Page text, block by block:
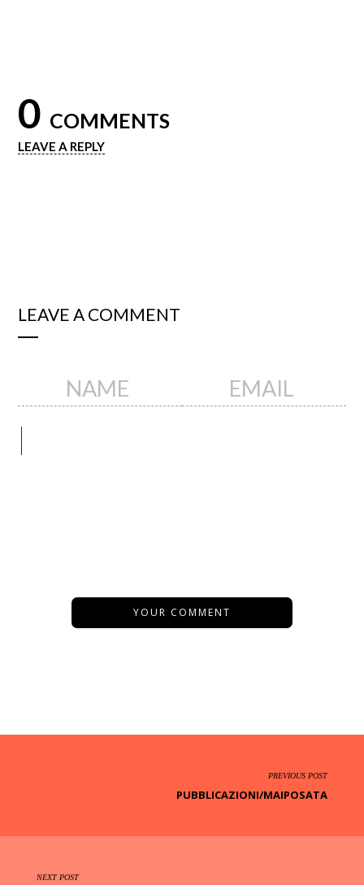
0 COMMENTS
LEAVE A REPLY
LEAVE A COMMENT
YOUR COMMENT
PREVIOUS POST
PUBBLICAZIONI/MAIPOSATA
NEXT POST